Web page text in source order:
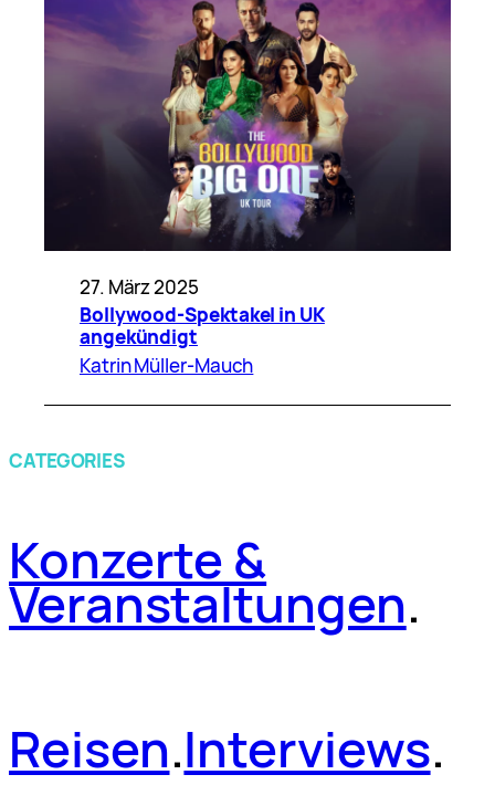
27. März 2025
Bollywood-Spektakel in UK
angekündigt
Katrin Müller-Mauch
CATEGORIES
Konzerte &
Veranstaltungen.
Reisen.Interviews.